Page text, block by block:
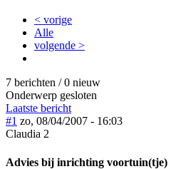
< vorige
Alle
volgende >
7 berichten / 0 nieuw
Onderwerp gesloten
Laatste bericht
#1 zo, 08/04/2007 - 16:03
Claudia 2
Advies bij inrichting voortuin(tje)